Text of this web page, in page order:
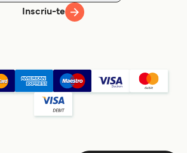
Inscriu-te